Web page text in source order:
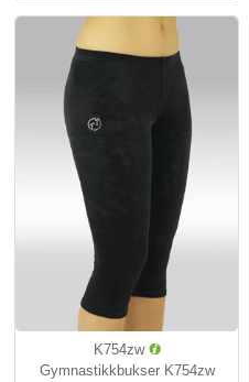
K754zw
Gymnastikkbukser K754zw